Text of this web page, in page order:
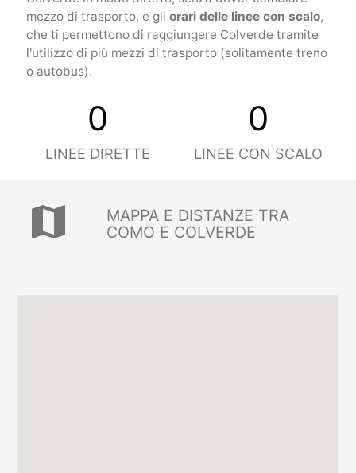
mezzo di trasporto, e gli orari delle linee con scalo,
che ti permettono di raggiungere Colverde tramite
l'utilizzo di più mezzi di trasporto (solitamente treno
o autobus).
0
LINEE DIRETTE
0
LINEE CON SCALO
map
MAPPA E DISTANZE TRA
COMO E COLVERDE